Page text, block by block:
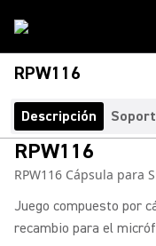
RPW116
Descripción
RPW116
RPW116 Cápsula para
Juego compuesto por
recambio para el